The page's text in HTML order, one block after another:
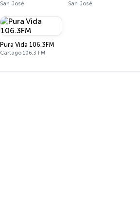
San José San José
Pura Vida 106.3FM
Cartago 106.3 FM